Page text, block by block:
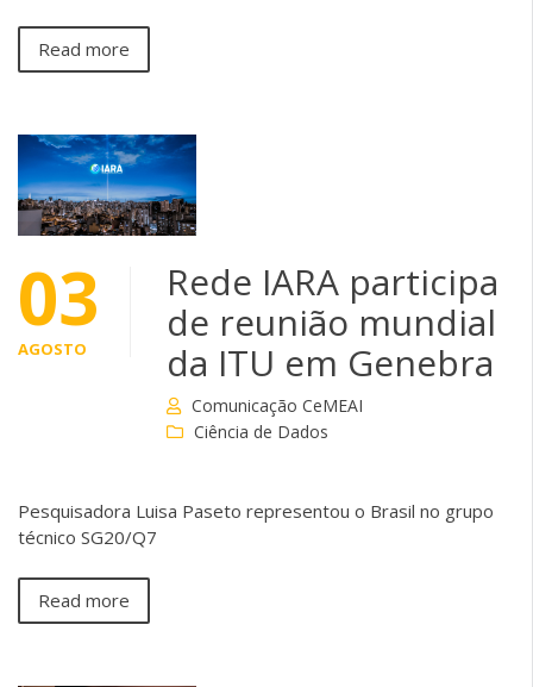
Read more
03
AGOSTO
Rede IARA participa
de reunião mundial
da ITU em Genebra
Comunicação CeMEAI
Ciência de Dados
Pesquisadora Luisa Paseto representou o Brasil no grupo
técnico SG20/Q7
Read more